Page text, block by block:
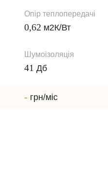
Опір теплопередачі
0,62 м2К/Вт
Шумоізоляція
41 Дб
- грн/міс